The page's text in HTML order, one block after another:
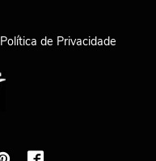
Política de Privacidade